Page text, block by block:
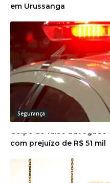
em Urussanga
Segurança
Golpe do falso
com prejuízo de R$ 51 mil